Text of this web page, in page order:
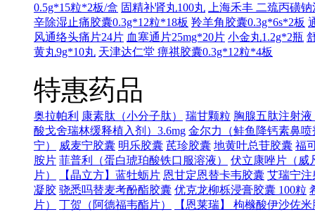
0.5g*15粒*2板/盒 固精补肾丸100丸
上海禾丰 二巯丙磺
辛除湿止痛胶囊0.3g*12粒*18板 羚羊角胶囊0.3g*6s*2板
风通络头痛片24片 血塞通片25mg*20片 小金丸1.2g*2瓶
黄丸9g*10丸 天津达仁堂 痹祺胶囊0.3g*12粒*4板
特惠药品
奥拉帕利 康素肽（小分子肽） 瑞甘颗粒 胸腺五肽注射液
酸戈舍瑞林缓释植入剂）3.6mg 金尔力（鲑鱼降钙素鼻喷
宁）
威麦宁胶囊 明乐胶囊 芪珍胶囊 地黄叶总苷胶囊 福
胺片 菲普利（蛋白琥珀酸铁口服溶液）
伏立康唑片（威
片）
【晶立方】蓝牡蛎片 恩甘定恩替卡韦胶囊 艾瑞宁注
凝胶 骁悉吗替麦考酚酯胶囊 优克龙柳栎浸膏胶囊 100粒
片）
丁贺（阿德福韦酯片） 【恩莱瑞】 枸橼酸伊沙佐米